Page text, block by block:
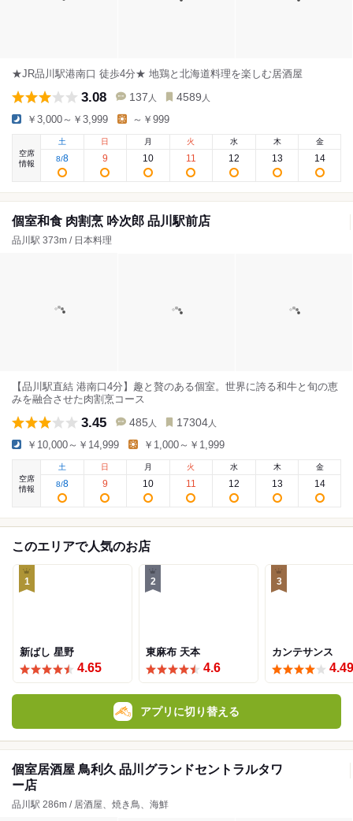
★JR品川駅港南口 徒歩4分★ 地鶏と北海道料理を楽しむ居酒屋
3.08 137 人 4589 人
￥3,000～￥3,999 ～￥999
空席
情報
土
8/8
日
9
月
10
火
11
水
12
木
13
金
14
個室和食 肉割烹 吟次郎 品川駅前店
品川駅 373m / 日本料理
【品川駅直結 港南口4分】趣と贅のある個室。世界に誇る和牛と旬の恵
みを融合させた肉割烹コース
3.45 485 人 17304 人
￥10,000～￥14,999 ￥1,000～￥1,999
空席
情報
土
8/8
日
9
月
10
火
11
水
12
木
13
金
14
このエリアで人気のお店
1
新ばし 星野
4.65
2
東麻布 天本
4.6
3
カンテサンス
4.49
アプリに切り替える
個室居酒屋 鳥利久 品川グランドセントラルタワ
ー店
品川駅 286m / 居酒屋、焼き鳥、海鮮